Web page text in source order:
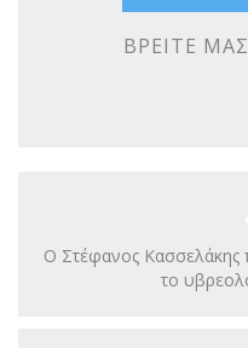
ΒΡΕΊΤΕ ΜΑΣ
Ο Στέφανος Κασσελάκης
το